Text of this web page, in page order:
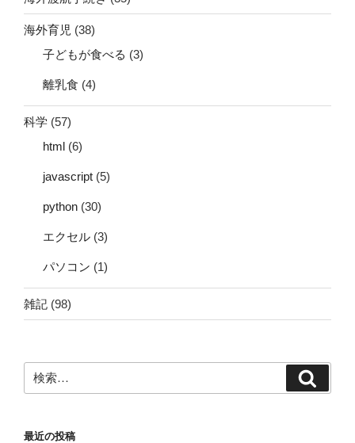
海外育児 (38)
子どもが食べる (3)
離乳食 (4)
科学 (57)
html (6)
javascript (5)
python (30)
エクセル (3)
パソコン (1)
雑記 (98)
索:
索
最近の投稿